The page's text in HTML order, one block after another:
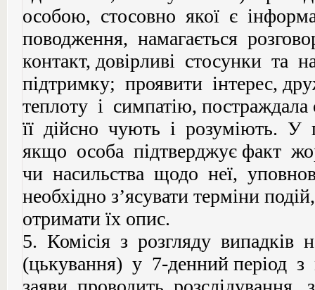
особою, стосовно якої є
поводження, намагається
контакт, довірливі стосунки та
підтримку; проявити інтерес,
теплоту і симпатію,
її дійсно чують і розуміють. У
якщо особа підтверджує факт
чи насильства щодо неї,
необхідно з’ясувати терміни
отримати їх опис.
5. Комісія з розгляду випадків
(цькування) у 7-денний період